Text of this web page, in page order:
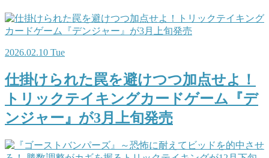
2026.02.10 Tue
仕掛けられた罠を避けつつ加点せよ！
トリックテイキングカードゲーム『デ
ンジャー』が3月上旬発売